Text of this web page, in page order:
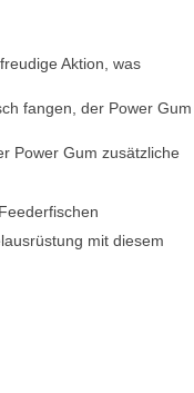
Aktion, was
fangen, der Power Gum
Power Gum zusätzliche
mit diesem